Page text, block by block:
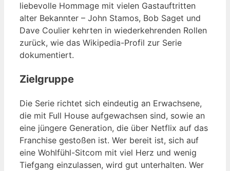
liebevolle Hommage mit vielen Gastauftritten
alter Bekannter – John Stamos, Bob Saget und
Dave Coulier kehrten in wiederkehrenden Rollen
zurück, wie das Wikipedia-Profil zur Serie
dokumentiert.
Zielgruppe
Die Serie richtet sich eindeutig an Erwachsene,
die mit Full House aufgewachsen sind, sowie an
eine jüngere Generation, die über Netflix auf das
Franchise gestoßen ist. Wer bereit ist, sich auf
eine Wohlfühl-Sitcom mit viel Herz und wenig
Tiefgang einzulassen, wird gut unterhalten. Wer